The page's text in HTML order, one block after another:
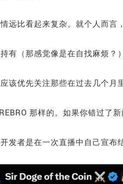
远比看起来复杂。就个人而
有（那感觉像是在自找麻烦？
该优先关注那些在过去几个月
那样的。如果你错过了
发者是在一次直播中自己宣布